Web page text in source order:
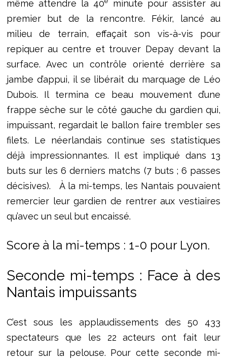
même attendre la 40
minute pour assister au
premier but de la rencontre. Fékir, lancé au
milieu de terrain, effaçait son vis-à-vis pour
repiquer au centre et trouver Depay devant la
surface. Avec un contrôle orienté derrière sa
jambe d’appui, il se libérait du marquage de Léo
Dubois. Il termina ce beau mouvement d’une
frappe sèche sur le côté gauche du gardien qui,
impuissant, regardait le ballon faire trembler ses
filets. Le néerlandais continue ses statistiques
déjà impressionnantes. Il est impliqué dans 13
buts sur les 6 derniers matchs (7 buts ; 6 passes
décisives). À la mi-temps, les Nantais pouvaient
remercier leur gardien de rentrer aux vestiaires
qu’avec un seul but encaissé.
Score à la mi-temps : 1-0 pour Lyon.
Seconde mi-temps : Face à des
Nantais impuissants
C’est sous les applaudissements des 50 433
spectateurs que les 22 acteurs ont fait leur
retour sur la pelouse. Pour cette seconde mi-